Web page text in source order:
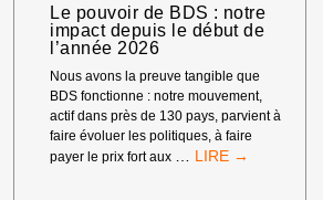
Le pouvoir de BDS : notre
impact depuis le début de
l’année 2026
Nous avons la preuve tangible que
BDS fonctionne : notre mouvement,
actif dans près de 130 pays, parvient à
faire évoluer les politiques, à faire
payer le prix fort aux
LE